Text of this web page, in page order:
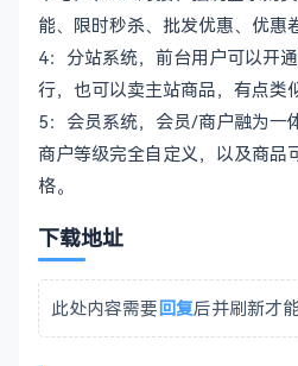
能、限时秒杀、批发优惠、优惠
4：分站系统，前台用户可以开
行，也可以卖主站商品，有点类
5：会员系统，会员/商户融为一
商户等级完全自定义，以及商品
格。
下载地址
此处内容需要回复后并刷新才